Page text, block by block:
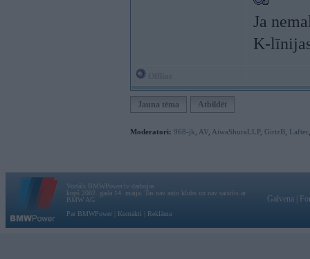
Ja
K-
Jauna tēma Atbildēt
Moderatori: 968-jk AV AiwaShuraLLP, GirtzB Lafter
Vortāls BMWPower.lv darbojas
kopš 2002. gada 14. maija. Tas nav auto klubs un nav saistīts ar
BMW AG.
Par BMWPower
Kontakti Reklāma
Galvena